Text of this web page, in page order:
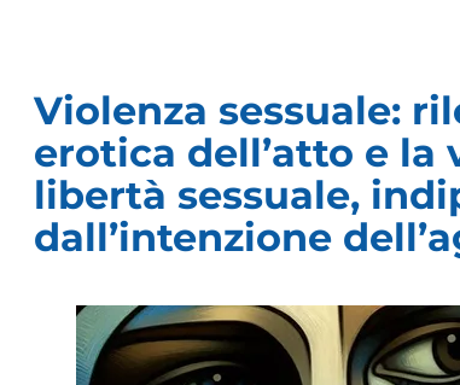
Violenza sessuale:
erotica dell’atto e la
libertà sessuale,
dall’intenzione